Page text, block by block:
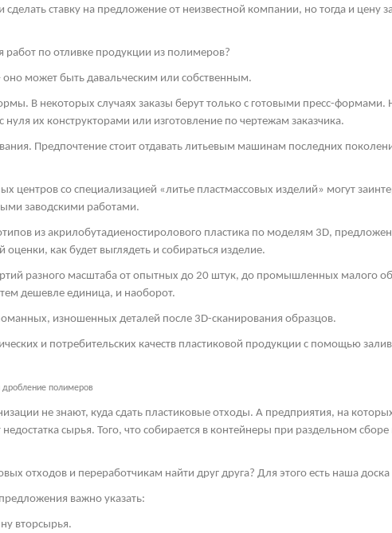
ставку на предложение от неизвестной компании, но тогда и цену
работ по отливке продукции из полимеров?
оно может быть давальческим или собственным.
В некоторых случаях заказы берут только с готовыми пресс-
нуля их конструкторами или изготовление по чертежам заказчика.
Предпочтение стоит отдавать литьевым машинам последних
центров со специализацией «литье пластмассовых изделий» могут
заводскими работами.
из акрилобутадиеностиролового пластика по моделям 3D,
оценки, как будет выглядеть и собираться изделие.
разного масштаба от опытных до 20 штук, до промышленных малого
дешевле единица, и наоборот.
изношенных деталей после 3D-сканирования образцов.
и потребительских качеств пластиковой продукции с помощью
полимеров
не знают, куда сдать пластиковые отходы. А предприятия, на
сырья. Того, что собирается в контейнеры при раздельном
отходов и переработчикам найти друг друга? Для этого есть наша
важно указать:
вторсырья.